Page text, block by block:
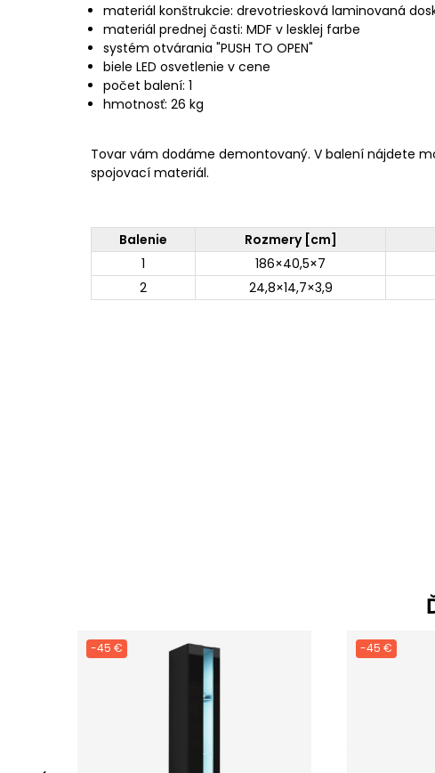
materiál konštrukcie: drevotriesková laminovaná
materiál prednej časti: MDF v lesklej farbe
systém otvárania "PUSH TO OPEN"
biele LED osvetlenie v cene
počet balení: 1
hmotnosť: 26 kg
Tovar vám dodáme demontovaný. V balení nájdete
spojovací materiál.
Balenie Rozmery [cm]
1
186×40,5×7
2
24,8×14,7×3,9
-45 € -45 €